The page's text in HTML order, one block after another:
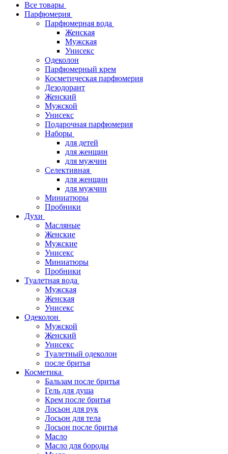
Все товары
Парфюмерия
Парфюмерная вода
Женская
Мужская
Унисекс
Одеколон
Парфюмерный крем
Косметическая парфюмерия
Дезодорант
Женский
Мужской
Унисекс
Подарочная парфюмерия
Наборы
для детей
для женщин
для мужчин
Селективная
для женщин
для мужчин
Миниатюры
Пробники
Духи
Масляные
Женские
Мужские
Унисекс
Миниатюры
Пробники
Туалетная вода
Мужская
Женская
Унисекс
Одеколон
Мужской
Женский
Унисекс
Туалетный одеколон
после бритья
Косметика
Бальзам после бритья
Гель для душа
Крем после бритья
Лосьон для рук
Лосьон для тела
Лосьон после бритья
Масло
Масло для бороды